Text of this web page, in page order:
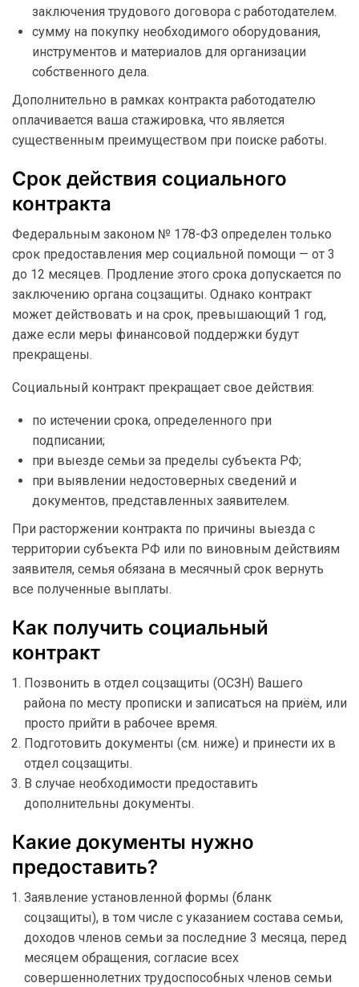
заключения трудового договора с работодателем.
сумму на покупку необходимого оборудования,
инструментов и материалов для организации
собственного дела.
Дополнительно в рамках контракта работодателю
оплачивается ваша стажировка, что является
существенным преимуществом при поиске работы.
Срок действия социального
контракта
Федеральным законом № 178-ФЗ определен только
срок предоставления мер социальной помощи — от 3
до 12 месяцев. Продление этого срока допускается по
заключению органа соцзащиты. Однако контракт
может действовать и на срок, превышающий 1 год,
даже если меры финансовой поддержки будут
прекращены.
Социальный контракт прекращает свое действия:
по истечении срока, определенного при
подписании;
при выезде семьи за пределы субъекта РФ;
при выявлении недостоверных сведений и
документов, представленных заявителем.
При расторжении контракта по причины выезда с
территории субъекта РФ или по виновным действиям
заявителя, семья обязана в месячный срок вернуть
все полученные выплаты.
Как получить социальный
контракт
Позвонить в отдел соцзащиты (ОСЗН) Вашего
района по месту прописки и записаться на приём, или
просто прийти в рабочее время.
Подготовить документы (см. ниже) и принести их в
отдел соцзащиты.
В случае необходимости предоставить
дополнительны документы.
Какие документы нужно
предоставить?
Заявление установленной формы (бланк
соцзащиты), в том числе с указанием состава семьи,
доходов членов семьи за последние 3 месяца, перед
месяцем обращения, согласие всех
совершеннолетних трудоспособных членов семьи